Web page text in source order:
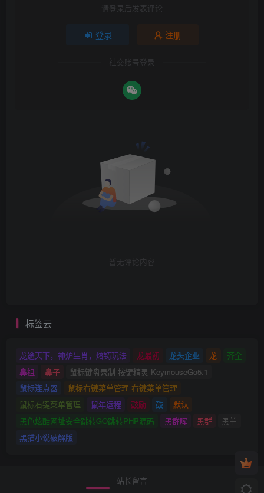
请登录后发表评论
登录 注册
社交账号登录
暂无评论内容
标签云
龙途天下，神炉生肖，熔铸玩法 龙最初 龙头企业 龙
齐全
鼻祖
鼻子
鼠标键盘录制 按键精灵 KeymouseGo5.1
鼠标连点器
鼠标右键菜单管理 右键菜单管理
鼠标右键菜单管理
鼠年运程 鼓励 鼓
默认
黑色炫酷网址安全跳转GO跳转PHP源码
黑群晖 黑群
黑羊
黑猫小说破解版
站长留言